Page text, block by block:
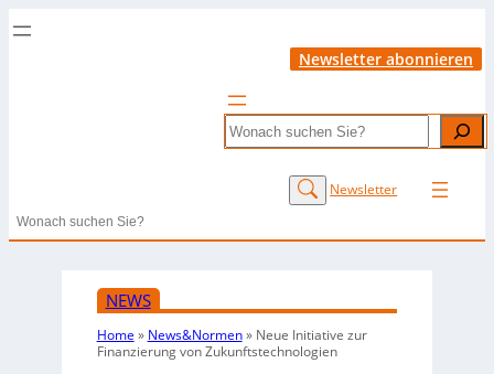
Newsletter abonnieren
Search
Newsletter
Search
NEWS
Home » News&Normen» Neue Initiative zur
Finanzierung von Zukunftstechnologien